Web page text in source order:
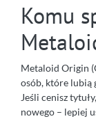
Komu
Metaloid Origin
osób, które lubią
Jeśli cenisz
nowego – lepiej